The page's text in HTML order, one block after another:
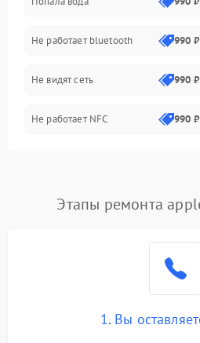
Дисплей
Разговор (микрофон, динамик)
Не работает bluetooth 990 ₽
Не видят сеть 990 ₽
Не работает NFC 990 ₽
Этапы ремонта
1. Вы